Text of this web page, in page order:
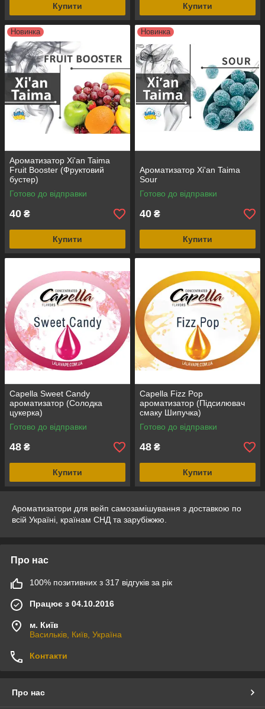
Купити Купити
Новинка
Ароматизатор Xi'an Taima
Fruit Booster (Фруктовий
бустер)
Готово до відправки
40 ₴
Купити
Новинка
Ароматизатор Xi'an Taima
Sour
Готово до відправки
40 ₴
Купити
Capella Sweet Candy
ароматизатор (Солодка
цукерка)
Готово до відправки
48 ₴
Купити
Capella Fizz Pop
ароматизатор (Підсилювач
смаку Шипучка)
Готово до відправки
48 ₴
Купити
Ароматизатори для вейп самозамішування з доставкою по
всій Україні, країнам СНД та зарубіжжю.
Про нас
100% позитивних з 317 відгуків за рік
Працює з 04.10.2016
м. Київ
Васильків, Київ, Україна
Контакти
Про нас